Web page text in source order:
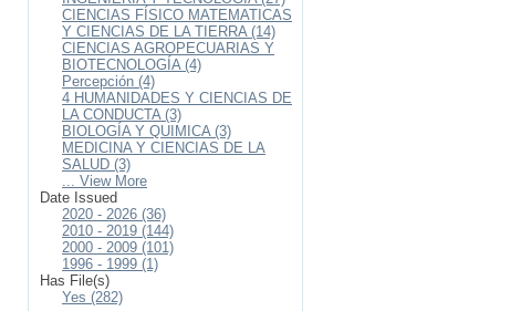
CIENCIAS FÍSICO MATEMATICAS
Y CIENCIAS DE LA TIERRA (14)
CIENCIAS AGROPECUARIAS Y
BIOTECNOLOGÍA (4)
Percepción (4)
4 HUMANIDADES Y CIENCIAS DE
LA CONDUCTA (3)
BIOLOGÍA Y QUIMICA (3)
MEDICINA Y CIENCIAS DE LA
SALUD (3)
... View More
Date Issued
2020 - 2026 (36)
2010 - 2019 (144)
2000 - 2009 (101)
1996 - 1999 (1)
Has File(s)
Yes (282)